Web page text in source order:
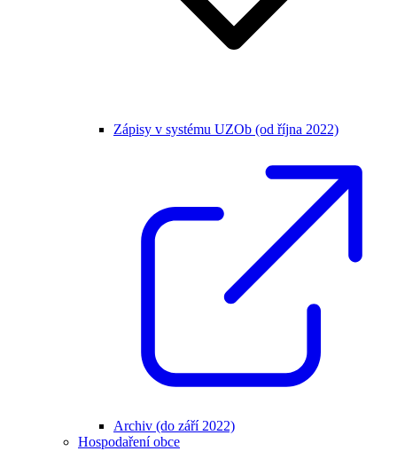
Zápisy v systému UZOb (od října 2022)
Archiv (do září 2022)
Hospodaření obce